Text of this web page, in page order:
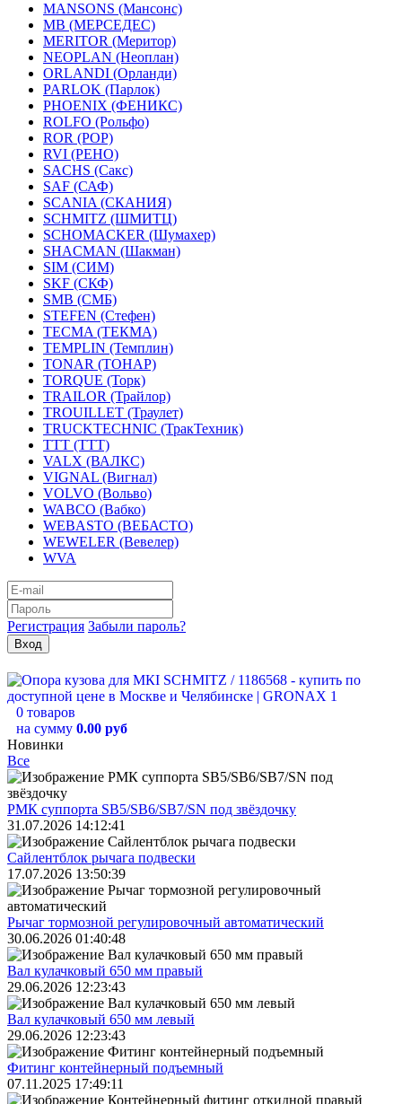
MANSONS (Мансонс)
MB (МЕРСЕДЕС)
MERITOR (Меритор)
NEOPLAN (Неоплан)
ORLANDI (Орланди)
PARLOK (Парлок)
PHOENIX (ФЕНИКС)
ROLFO (Рольфо)
ROR (РОР)
RVI (РЕНО)
SACHS (Сакс)
SAF (САФ)
SCANIA (СКАНИЯ)
SCHMITZ (ШМИТЦ)
SCHOMACKER (Шумахер)
SHACMAN (Шакман)
SIM (СИМ)
SKF (СКФ)
SMB (СМБ)
STEFEN (Стефен)
TECMA (ТЕКМА)
TEMPLIN (Темплин)
TONAR (ТОНАР)
TORQUE (Торк)
TRAILOR (Трайлор)
TROUILLET (Траулет)
TRUCKTECHNIC (ТракТехник)
TTT (ТТТ)
VALX (ВАЛКС)
VIGNAL (Вигнал)
VOLVO (Вольво)
WABCO (Вабко)
WEBASTO (ВЕБАСТО)
WEWELER (Вевелер)
WVA
Регистрация Забыли пароль?
0 товаров
на сумму 0.00 руб
Новинки
Все
РМК суппорта SB5/SB6/SB7/SN под звёздочку
31.07.2026 14:12:41
Сайлентблок рычага подвески
17.07.2026 13:50:39
Рычаг тормозной регулировочный автоматический
30.06.2026 01:40:48
Вал кулачковый 650 мм правый
29.06.2026 12:23:43
Вал кулачковый 650 мм левый
29.06.2026 12:23:43
Фитинг контейнерный подъемный
07.11.2025 17:49:11